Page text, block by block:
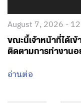
August 7, 2026 -
ขณะนี้เจ้าหน้าที่ได้เ
ติดตามการทำงานอ
อ่านต่อ